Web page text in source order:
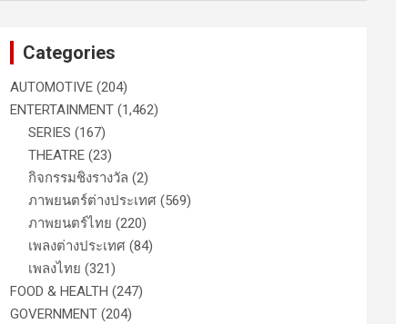
Categories
AUTOMOTIVE (204)
ENTERTAINMENT (1,462)
SERIES (167)
THEATRE (23)
กิจกรรมชิงรางวัล (2)
ภาพยนตร์ต่างประเทศ (569)
ภาพยนตร์ไทย (220)
เพลงต่างประเทศ (84)
เพลงไทย (321)
FOOD & HEALTH (247)
GOVERNMENT (204)